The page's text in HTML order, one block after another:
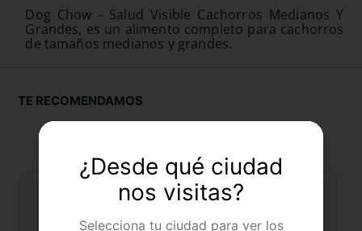
Dog Chow - Salud Visible Cachorros Medianos Y
Grandes, es un alimento completo para cachorros
de tamaños medianos y grandes.
TE RECOMENDAMOS
¿Desde qué ciudad
nos visitas?
Selecciona tu ciudad para ver los